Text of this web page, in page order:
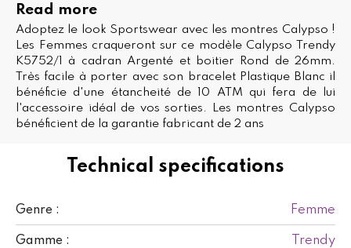
Technical specifications
Genre : Femme
Gamme : Trendy
Read more
Adoptez le look Sportswear avec les montres Calypso !
Les Femmes craqueront sur ce modèle Calypso Trendy
K5752/1 à cadran Argenté et boitier Rond de 26mm.
Très facile à porter avec son bracelet Plastique Blanc il
bénéficie d'une étancheité de 10 ATM qui fera de lui
l'accessoire idéal de vos sorties. Les montres Calypso
bénéficient de la garantie fabricant de 2 ans